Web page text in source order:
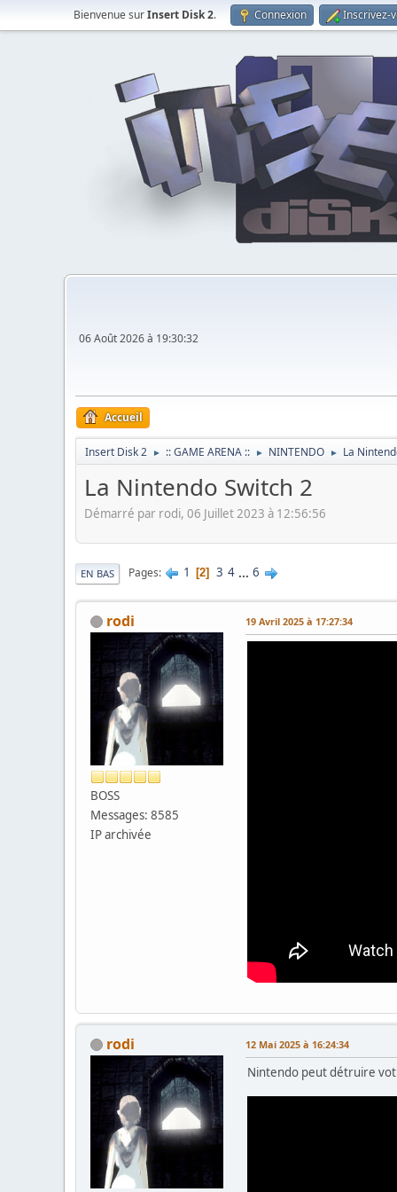
Bienvenue surInsert Disk 2. Connexion Inscrivez-
06 Août 2026 à 19:30:32
Accueil
Insert Disk 2 ► :: GAME ARENA :: ► NINTENDO ► La
La Nintendo Switch 2
Démarré par rodi, 06 Juillet 2023 à 12:56:56
EN BAS Pages 1 2 3 4 ... 6
rodi
BOSS
Messages: 8585
IP archivée
19 Avril 2025 à 17:27:34
rodi 12 Mai 2025 à 16:24:34
Nintendo peut détruire